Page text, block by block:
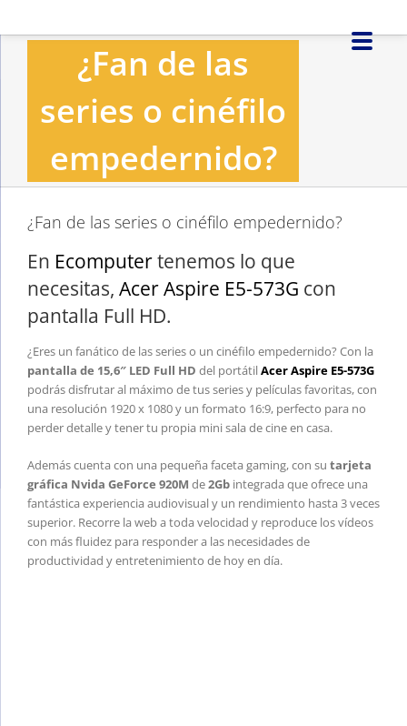
al
¿Fan de las
series o cinéfilo
empedernido?
¿Fan de las series o cinéfilo empedernido?
En Ecomputertenemos lo que
necesitas, Acer Aspire E5-573G con
pantalla Full HD.
¿Eres un fanático de las series o un cinéfilo empedernido? Con la
pantalla de 15,6″ LED Full HD del portátilAcer Aspire E5-573G
podrás disfrutar al máximo de tus series y películas favoritas, con
una resolución 1920 x 1080 y un formato 16:9, perfecto para no
perder detalle y tener tu propia mini sala de cine en casa.
Además cuenta con una pequeña faceta gaming, con su tarjeta
gráfica Nvida GeForce 920M de2Gb integrada que ofrece una
fantástica experiencia audiovisual y un rendimiento hasta 3 veces
superior. Recorre la web a toda velocidad y reproduce los vídeos
con más fluidez para responder a las necesidades de
productividad y entretenimiento de hoy en día.